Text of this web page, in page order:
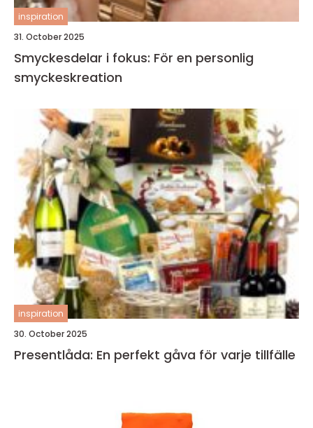
inspiration
31. October 2025
Smyckesdelar i fokus: För en personlig
smyckeskreation
inspiration
30. October 2025
Presentlåda: En perfekt gåva för varje tillfälle